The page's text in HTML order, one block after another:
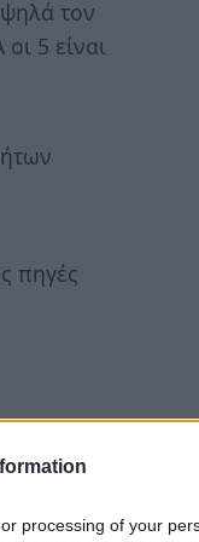
processing of your
τον
5 είναι
πηγές